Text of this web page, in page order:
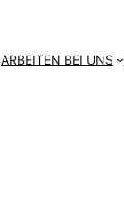
ARBEITEN BEI UNS